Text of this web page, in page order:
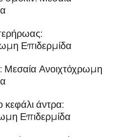
Επιδερμίδα
Μεσαία Ανοιχτόχρωμη
άντρα:
Επιδερμίδα